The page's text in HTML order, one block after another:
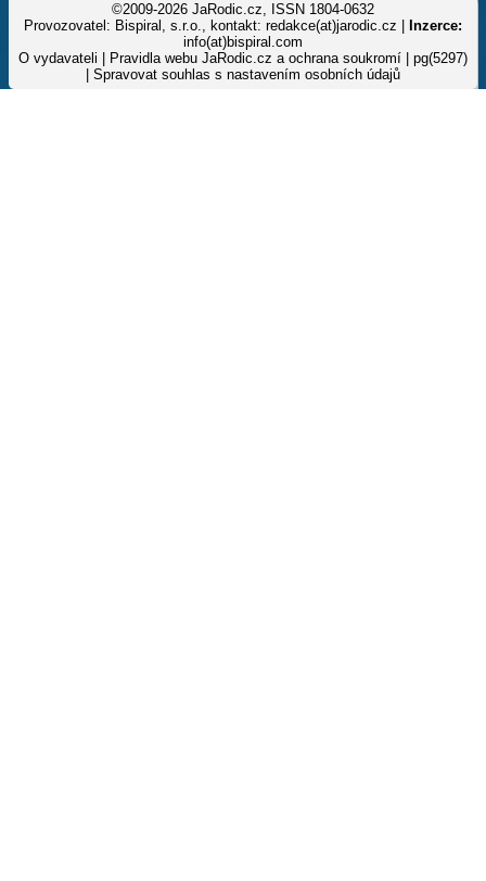
©2009-2026 JaRodic.cz, ISSN 1804-0632
Provozovatel: Bispiral, s.r.o., kontakt: redakce(at)jarodic.cz |
Inzerce:
info(at)bispiral.com
O vydavateli
Pravidla webu JaRodic.cz a ochrana soukromí | pg(5297)
Spravovat souhlas s nastavením osobních údajů